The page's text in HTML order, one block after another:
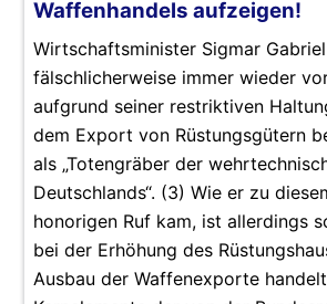
Waffenhandels aufzeigen!
Wirtschaftsminister Sigmar
fälschlicherweise immer wieder
aufgrund seiner restriktiven
dem Export von Rüstungsgütern
als „Totengräber der
Deutschlands“. (3) Wie er zu
honorigen Ruf kam, ist allerdings
bei der Erhöhung des
Ausbau der Waffenexporte